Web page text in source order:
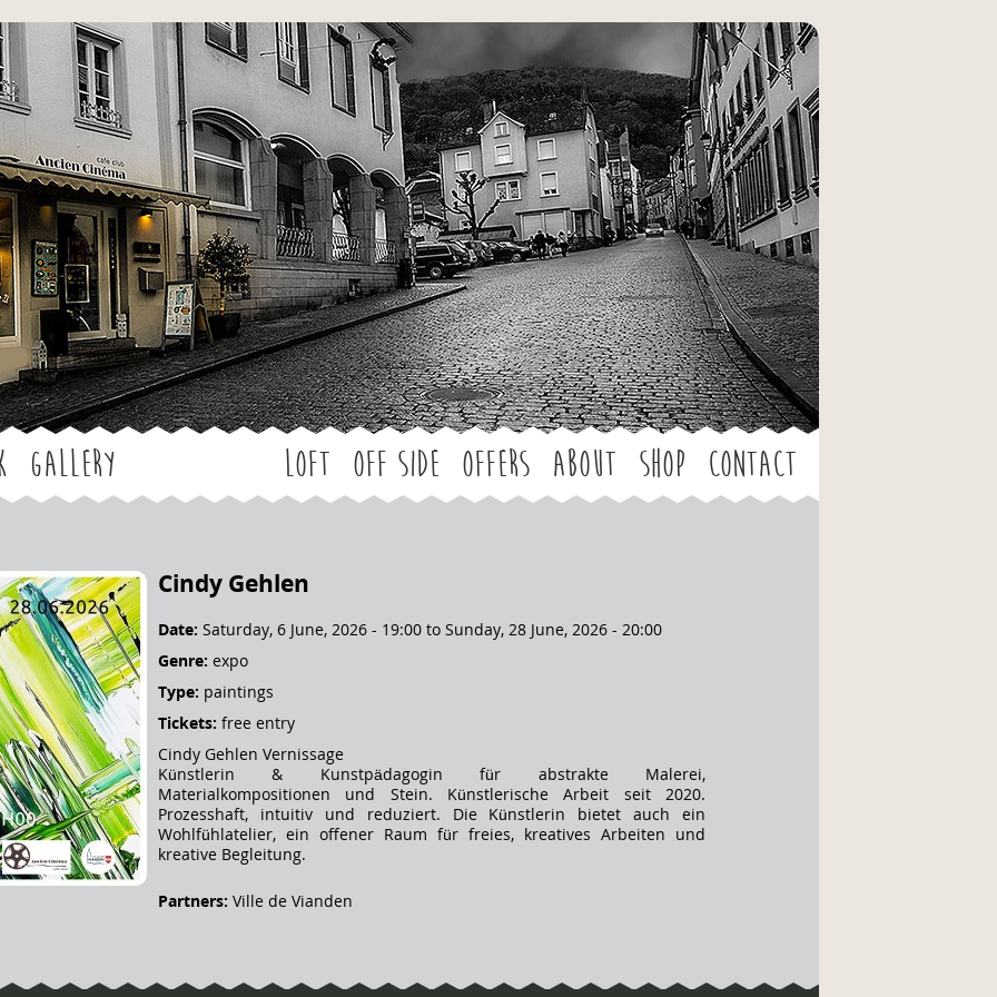
Jump to navigation
Gallery LOFT OFF SIDE Offers About Shop Contact
Cindy Gehlen
Date: Saturday, 6 June, 2026 - 19:00 to Sunday, 28 June, 2026 - 20:00
Genre: expo
Type: paintings
Tickets: free entry
Cindy Gehlen Vernissage
Künstlerin & Kunstpädagogin für abstrakte Malerei,
Materialkompositionen und Stein. Künstlerische Arbeit seit 2020.
Prozesshaft, intuitiv und reduziert. Die Künstlerin bietet auch ein
Wohlfühlatelier, ein offener Raum für freies, kreatives Arbeiten und
kreative Begleitung.
Partners: Ville de Vianden